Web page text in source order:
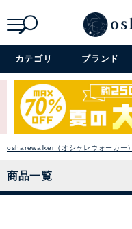
カテゴリ ブランド
osharewalker（オシャレウォーカー）
商品一覧